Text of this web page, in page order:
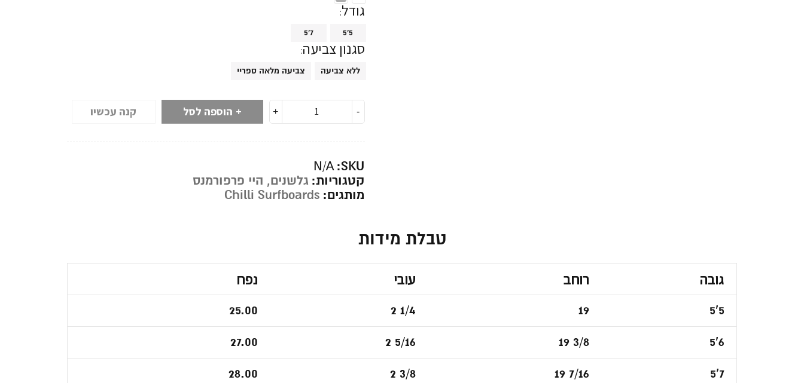
גודל
5'5
5'7
סגנון צביעה
ללא צביעה צביעה מלאה ספריי
הוספה לסל קנה עכשיו
SKU:
N/A
קטגוריות: גלשנים, היי פרפורמנס
מותגים: Chilli Surfboards
טבלת מידות
גובה רוחב עובי נפח
5'5
19
2 1/4
25.00
5'6
19 3/8
2 5/16
27.00
5'7
19 7/16
2 3/8
28.00